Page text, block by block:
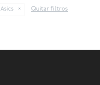
Asics Quitar filtros